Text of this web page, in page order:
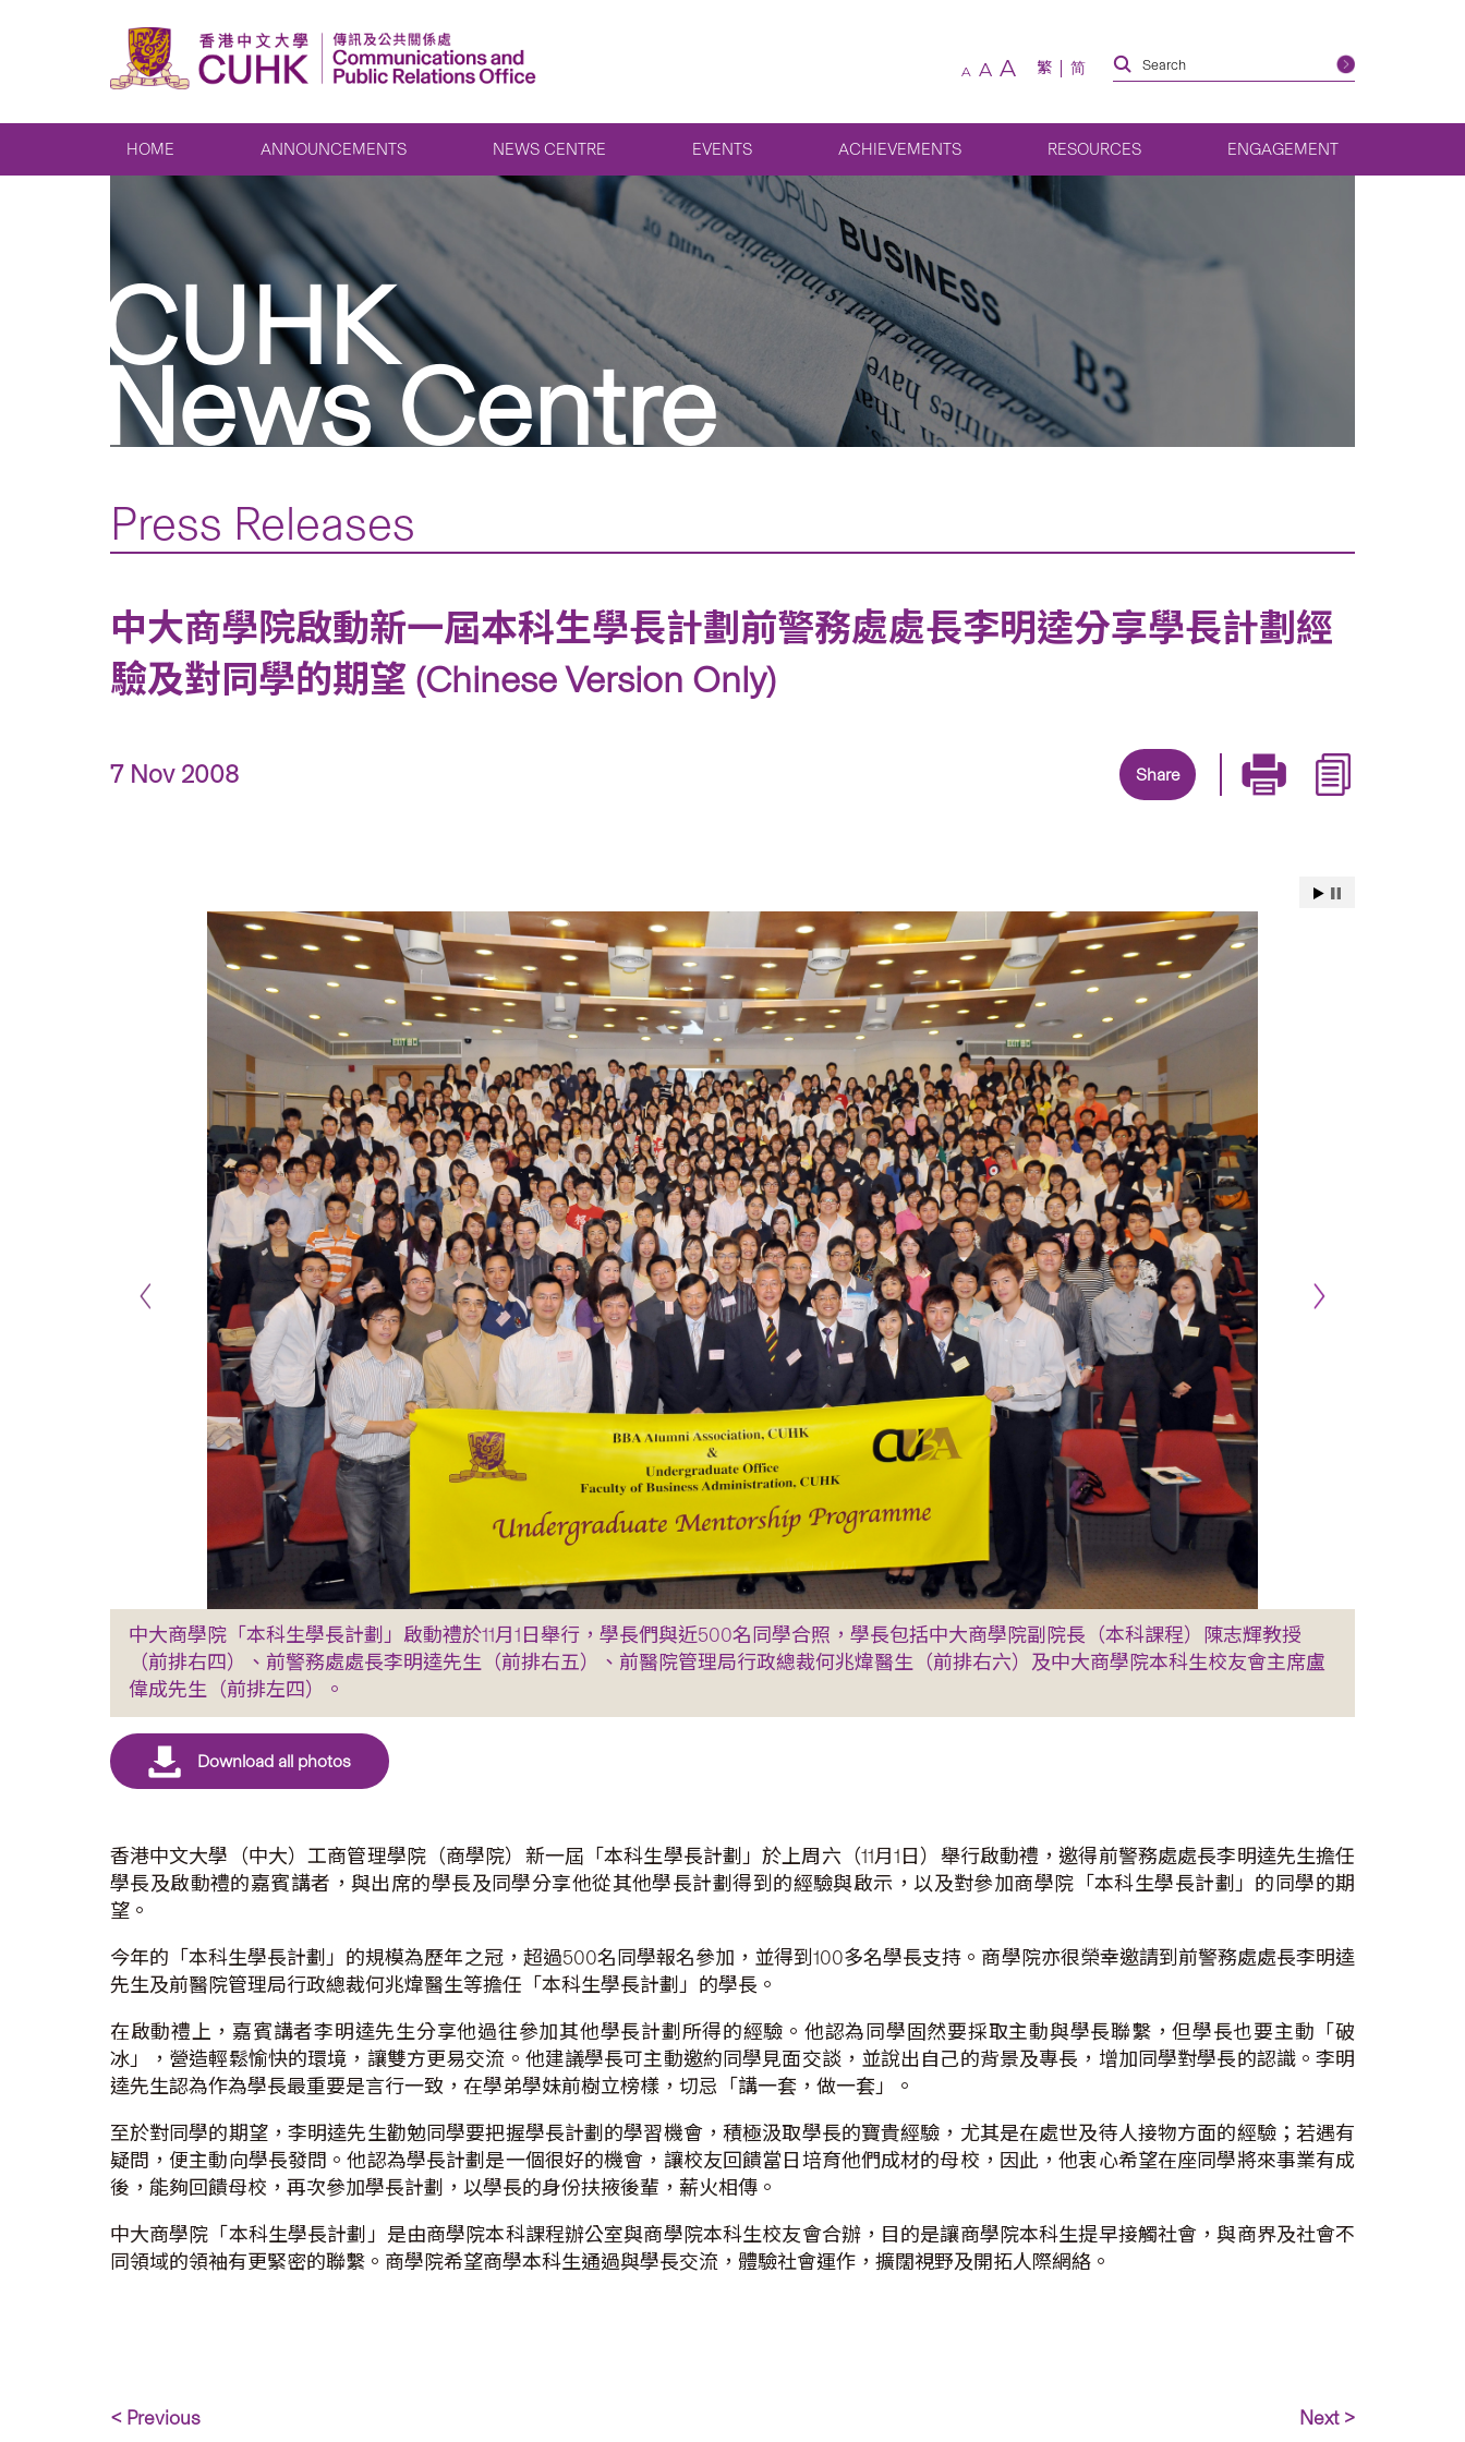
A A A 繁 简
HOME ANNOUNCEMENTS NEWS CENTRE EVENTS ACHIEVEMENTS RESOURCES ENGAGEMENT
CUHK
News Centre
Press Releases
中大商學院啟動新一屆本科生學長計劃前警務處處長李明逵分享學長計劃經
驗及對同學的期望 (Chinese Version Only)
7 Nov 2008 Share
中大商學院「本科生學長計劃」啟動禮於11月1日舉行，學長們與近500名同學合照，學長包括中大商學院副院長（本科課程）陳志輝教授
（前排右四）、前警務處處長李明逵先生（前排右五）、前醫院管理局行政總裁何兆煒醫生（前排右六）及中大商學院本科生校友會主席盧
偉成先生（前排左四）。
香港中文大學（中大）工商管理學院（商學院）新一屆「本科生學長計劃」於上周六（11月1日）舉行啟動禮，邀得前警務處處長李明逵先生擔任
學長及啟動禮的嘉賓講者，與出席的學長及同學分享他從其他學長計劃得到的經驗與啟示，以及對參加商學院「本科生學長計劃」的同學的期
望。
今年的「本科生學長計劃」的規模為歷年之冠，超過500名同學報名參加，並得到100多名學長支持。商學院亦很榮幸邀請到前警務處處長李明逵
先生及前醫院管理局行政總裁何兆煒醫生等擔任「本科生學長計劃」的學長。
在啟動禮上，嘉賓講者李明逵先生分享他過往參加其他學長計劃所得的經驗。他認為同學固然要採取主動與學長聯繫，但學長也要主動「破
冰」，營造輕鬆愉快的環境，讓雙方更易交流。他建議學長可主動邀約同學見面交談，並說出自己的背景及專長，增加同學對學長的認識。李明
逵先生認為作為學長最重要是言行一致，在學弟學妹前樹立榜樣，切忌「講一套，做一套」。
至於對同學的期望，李明逵先生勸勉同學要把握學長計劃的學習機會，積極汲取學長的寶貴經驗，尤其是在處世及待人接物方面的經驗；若遇有
疑問，便主動向學長發問。他認為學長計劃是一個很好的機會，讓校友回饋當日培育他們成材的母校，因此，他衷心希望在座同學將來事業有成
後，能夠回饋母校，再次參加學長計劃，以學長的身份扶掖後輩，薪火相傳。
中大商學院「本科生學長計劃」是由商學院本科課程辦公室與商學院本科生校友會合辦，目的是讓商學院本科生提早接觸社會，與商界及社會不
同領域的領袖有更緊密的聯繫。商學院希望商學本科生通過與學長交流，體驗社會運作，擴闊視野及開拓人際網絡。
< Previous Next >